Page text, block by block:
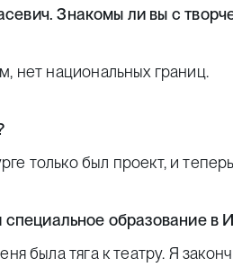
Знакомы ли вы с
нет национальных границ.
только был проект, и теперь
образование в
была тяга к театру. Я